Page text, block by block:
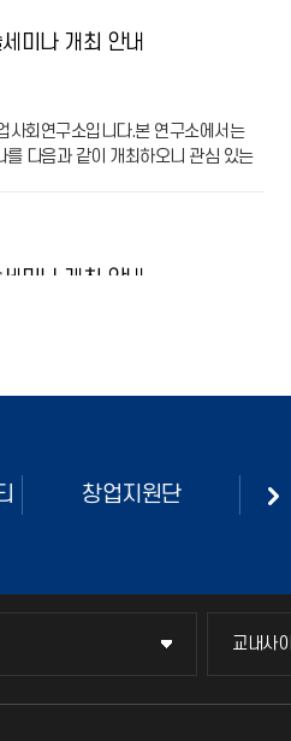
미나 개최 안내
사회연구소입니다.본 연구소에서는
다음과 같이 개최하오니 관심 있는
미나 개최 안내
다음과 같이 개최하오니 관심 있는
인천국제개발협력센터
교내사
교내사
교수회